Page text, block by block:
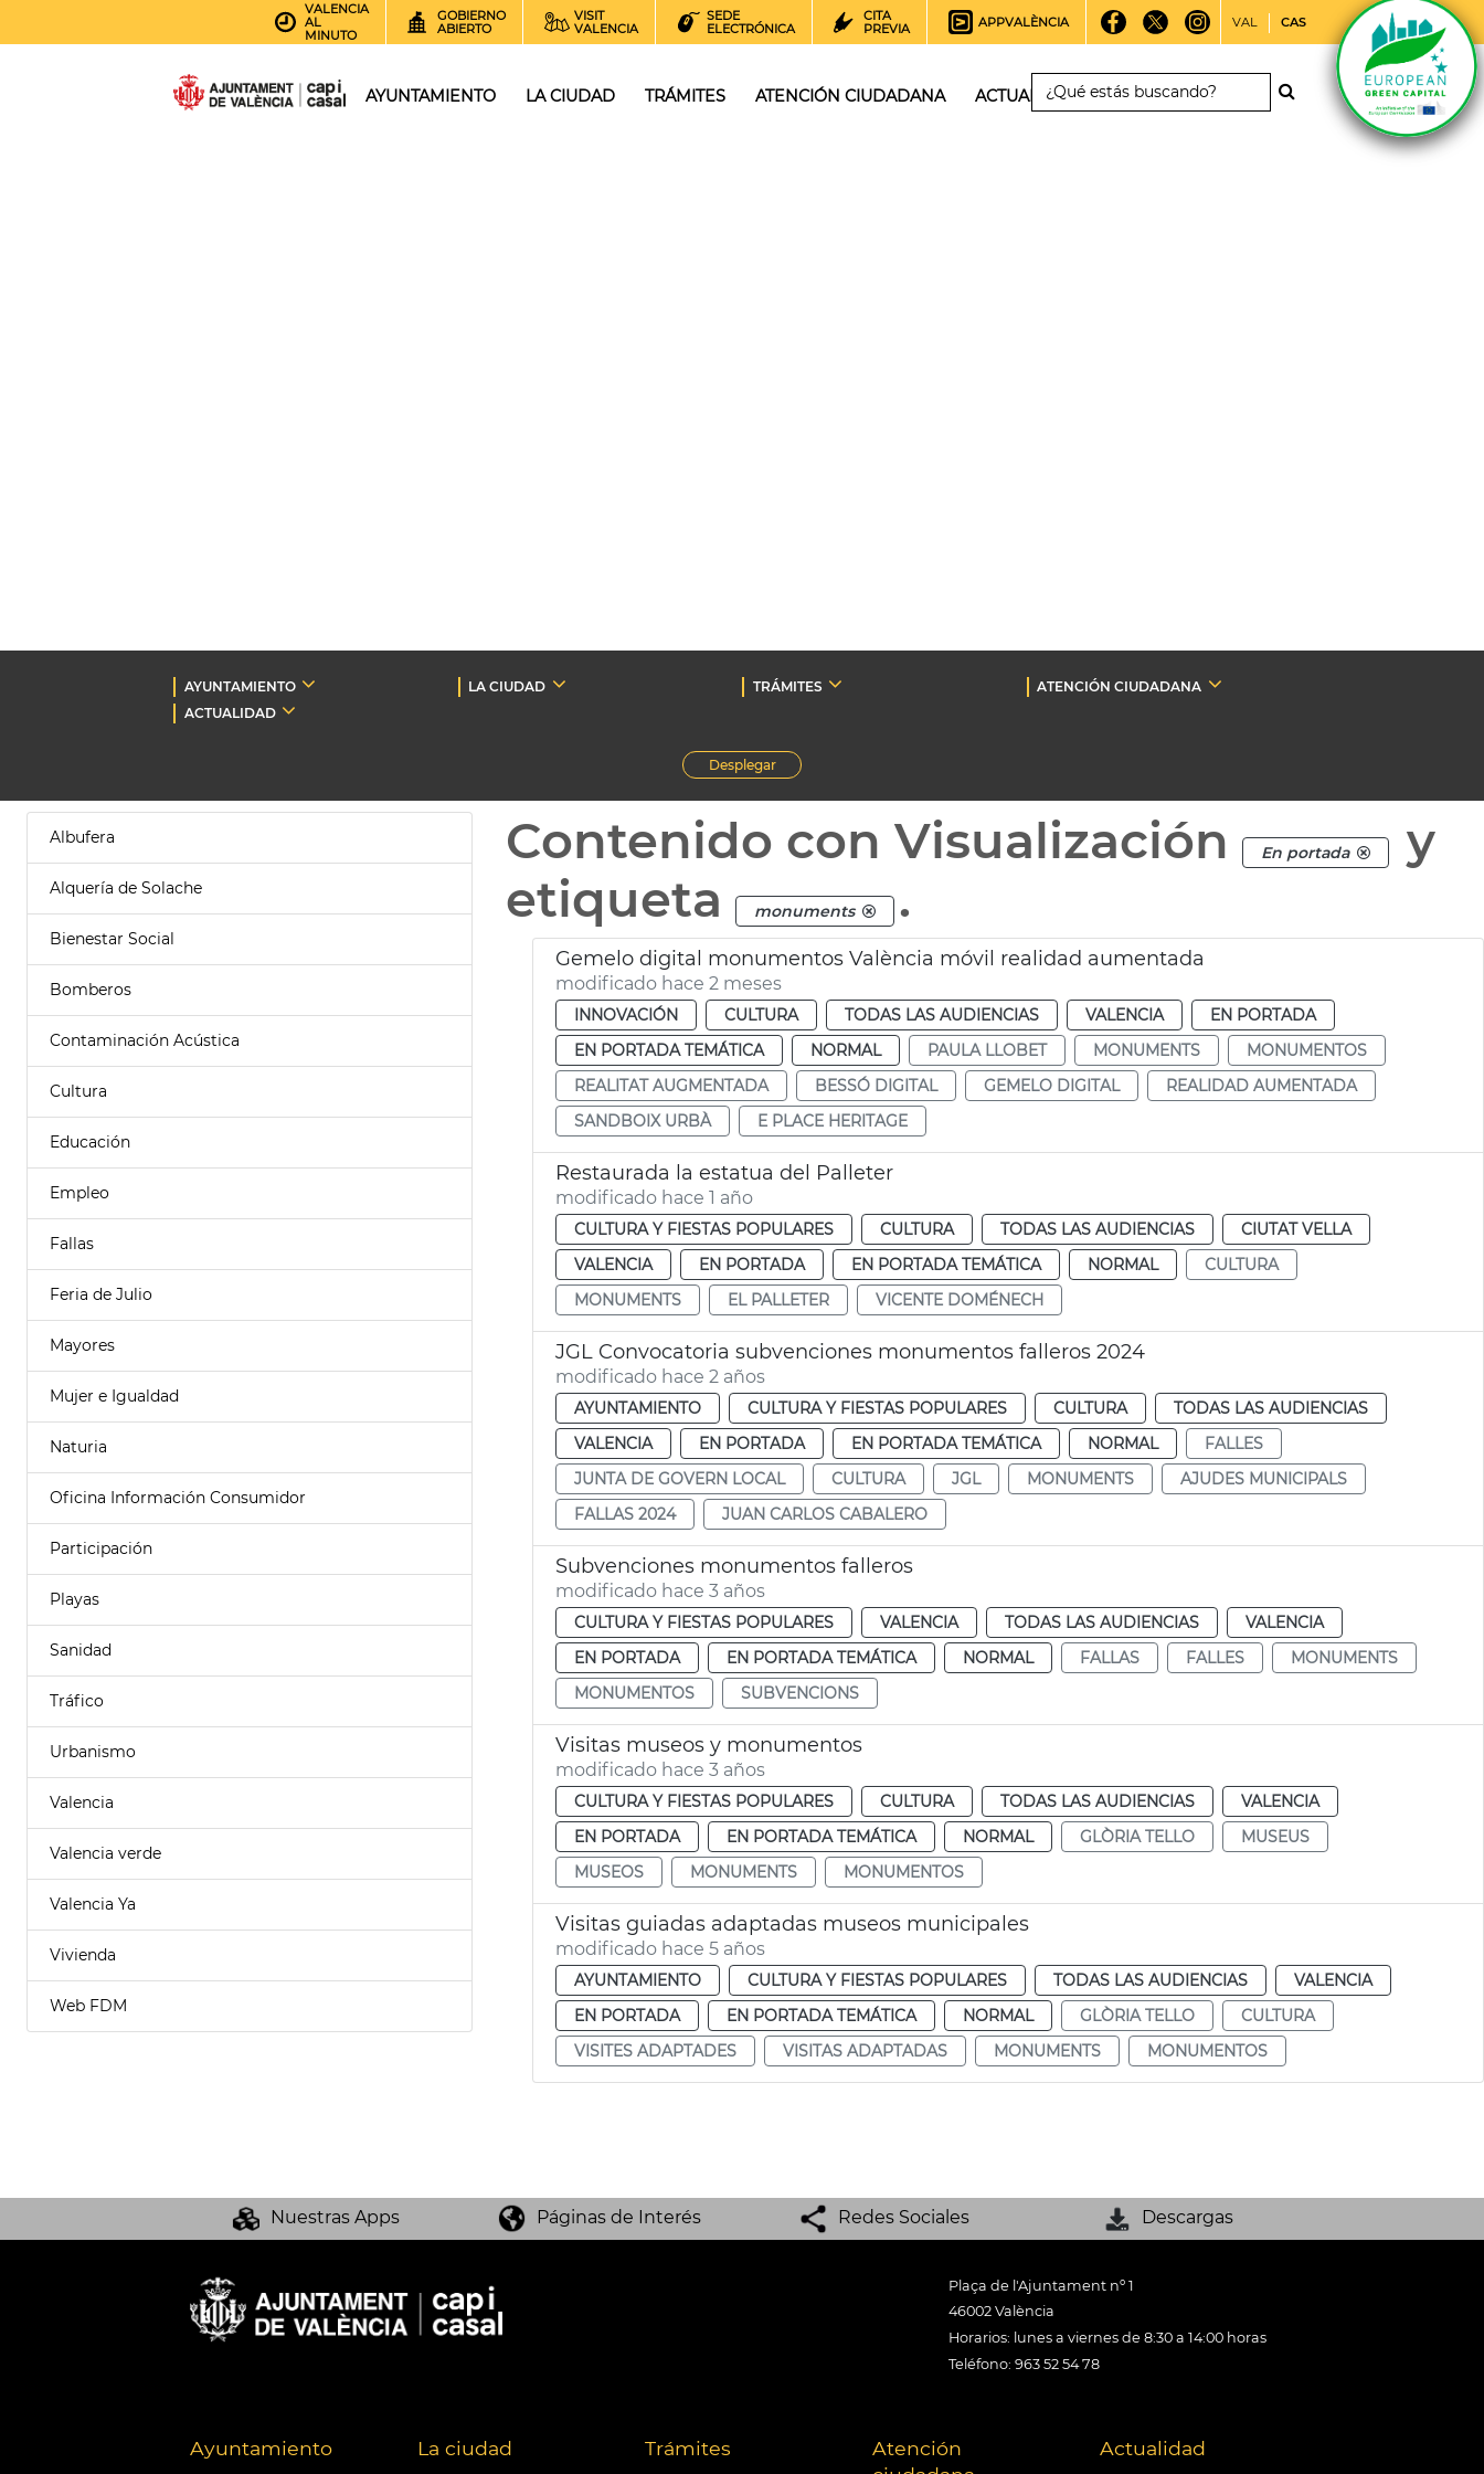
VALENCIA
AL
MINUTO
GOBIERNO
ABIERTO
VISIT
VALENCIA
SEDE
ELECTRÓNICA
CITA
PREVIA
APPVALÈNCIA VAL CAS
AYUNTAMIENTO LA CIUDAD TRÁMITES ATENCIÓN CIUDADANA ACTUALIDAD
AYUNTAMIENTO LA CIUDAD TRÁMITES
ATENCIÓN CIUDADANA
ACTUALIDAD
Desplegar
Albufera
Alquería de Solache
Bienestar Social
Bomberos
Contaminación Acústica
Cultura
Educación
Empleo
Fallas
Feria de Julio
Mayores
Mujer e Igualdad
Naturia
Oficina Información Consumidor
Participación
Playas
Sanidad
Tráfico
Urbanismo
Valencia
Valencia verde
Valencia Ya
Vivienda
Web FDM
Contenido con Visualización En portada
y
etiqueta
monuments .
Gemelo digital monumentos València móvil realidad aumentada
modificado hace 2 meses
INNOVACIÓN CULTURA TODAS LAS AUDIENCIAS VALENCIA
EN PORTADA
EN PORTADA TEMÁTICA
NORMAL PAULA LLOBET MONUMENTS
MONUMENTOS
REALITAT AUGMENTADA
BESSÓ DIGITAL GEMELO DIGITAL
REALIDAD AUMENTADA
SANDBOIX URBÀ
E PLACE HERITAGE
Restaurada la estatua del Palleter
modificado hace 1 año
CULTURA Y FIESTAS POPULARES CULTURA TODAS LAS AUDIENCIAS
CIUTAT VELLA
VALENCIA
EN PORTADA EN PORTADA TEMÁTICA NORMAL
CULTURA
MONUMENTS
EL PALLETER VICENTE DOMÉNECH
JGL Convocatoria subvenciones monumentos falleros 2024
modificado hace 2 años
AYUNTAMIENTO CULTURA Y FIESTAS POPULARES CULTURA
TODAS LAS AUDIENCIAS
VALENCIA
EN PORTADA EN PORTADA TEMÁTICA NORMAL
FALLES
JUNTA DE GOVERN LOCAL
CULTURA JGL MONUMENTS
AJUDES MUNICIPALS
FALLAS 2024
JUAN CARLOS CABALERO
Subvenciones monumentos falleros
modificado hace 3 años
CULTURA Y FIESTAS POPULARES VALENCIA TODAS LAS AUDIENCIAS
VALENCIA
EN PORTADA
EN PORTADA TEMÁTICA NORMAL FALLAS FALLES
MONUMENTS
MONUMENTOS
SUBVENCIONS
Visitas museos y monumentos
modificado hace 3 años
CULTURA Y FIESTAS POPULARES CULTURA TODAS LAS AUDIENCIAS
VALENCIA
EN PORTADA
EN PORTADA TEMÁTICA NORMAL GLÒRIA TELLO
MUSEUS
MUSEOS
MONUMENTS MONUMENTOS
Visitas guiadas adaptadas museos municipales
modificado hace 5 años
AYUNTAMIENTO CULTURA Y FIESTAS POPULARES TODAS LAS AUDIENCIAS
VALENCIA
EN PORTADA
EN PORTADA TEMÁTICA NORMAL GLÒRIA TELLO
CULTURA
VISITES ADAPTADES
VISITAS ADAPTADAS MONUMENTS MONUMENTOS
Nuestras Apps Páginas de Interés Redes Sociales Descargas
Plaça de l'Ajuntament nº 1
46002 València
Horarios: lunes a viernes de 8:30 a 14:00 horas
Teléfono: 963 52 54 78
Ayuntamiento La ciudad Trámites
Atención
Actualidad